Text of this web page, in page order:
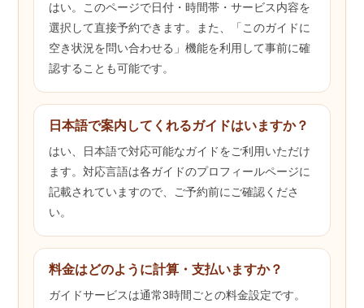
はい。このページで日付・時間帯・サービス内容を
選択して直接予約できます。また、「このガイドに
空き状況を問い合わせる」機能を利用して事前に確
認することも可能です。
日本語で案内してくれるガイドはいますか？
はい、日本語で対応可能なガイドをご利用いただけ
ます。対応言語は各ガイドのプロフィールページに
記載されていますので、ご予約前にご確認くださ
い。
料金はどのように計算・支払いますか？
ガイドサービスは通常3時間ごとの料金設定です。